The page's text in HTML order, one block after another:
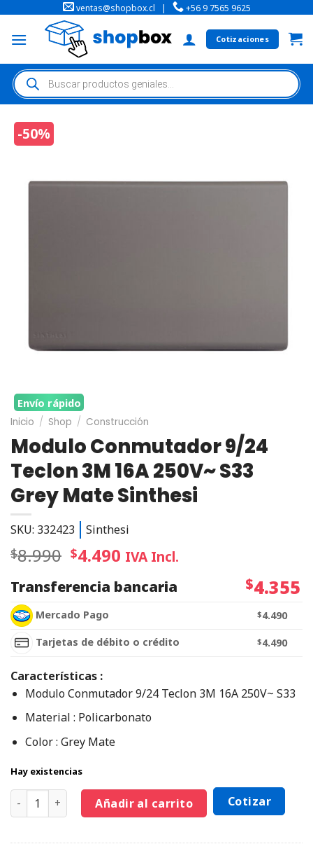
ventas@shopbox.cl | +56 9 7565 9625
Cotizaciones
-50%
Envío rápido
Inicio / Shop / Construcción
Modulo Conmutador 9/24
Teclon 3M 16A 250V~ S33
Grey Mate Sinthesi
SKU: 332423 Sinthesi
$8.990 $4.490 IVA Incl.
Transferencia bancaria
$4.355
Mercado Pago $4.490
Tarjetas de débito o crédito $4.490
Características :
Modulo Conmutador 9/24 Teclon 3M 16A 250V~ S33
Material : Policarbonato
Color : Grey Mate
Hay existencias
Añadir al carrito Cotizar